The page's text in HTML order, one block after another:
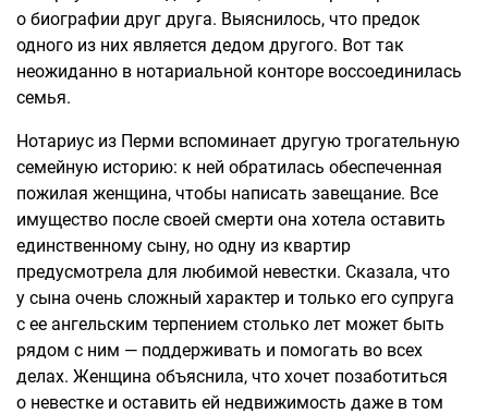
о биографии друг друга. Выяснилось, что предок
одного из них является дедом другого. Вот так
неожиданно в нотариальной конторе воссоединилась
семья.
Нотариус из Перми вспоминает другую трогательную
семейную историю: к ней обратилась обеспеченная
пожилая женщина, чтобы написать завещание. Все
имущество после своей смерти она хотела оставить
единственному сыну, но одну из квартир
предусмотрела для любимой невестки. Сказала, что
у сына очень сложный характер и только его супруга
с ее ангельским терпением столько лет может быть
рядом с ним — поддерживать и помогать во всех
делах. Женщина объяснила, что хочет позаботиться
о невестке и оставить ей недвижимость даже в том